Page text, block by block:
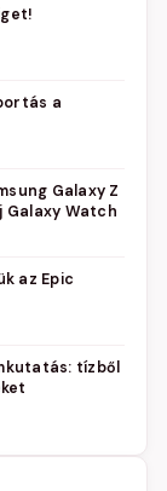
a
Galaxy Z
Galaxy Watch
az Epic
tízből